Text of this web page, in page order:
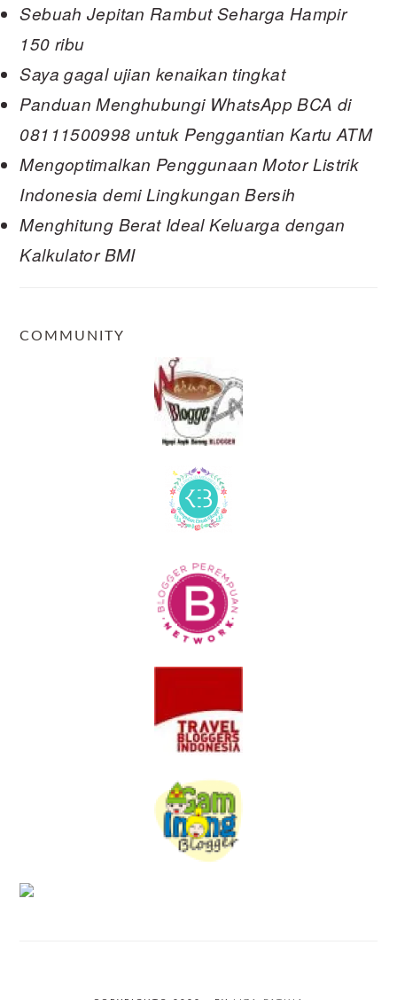
Sebuah Jepitan Rambut Seharga Hampir
150 ribu
Saya gagal ujian kenaikan tingkat
Panduan Menghubungi WhatsApp BCA di
08111500998 untuk Penggantian Kartu ATM
Mengoptimalkan Penggunaan Motor Listrik
Indonesia demi Lingkungan Bersih
Menghitung Berat Ideal Keluarga dengan
Kalkulator BMI
COMMUNITY